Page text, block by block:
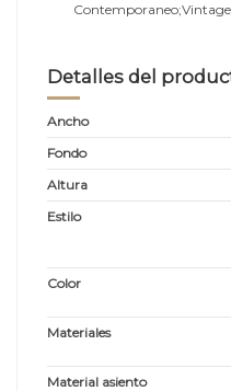
Detalles del
Ancho
Fondo
Altura
Estilo
Color
Materiales
Material asiento